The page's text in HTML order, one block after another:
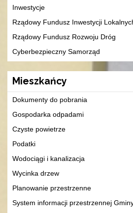
Inwestycje
Rządowy Fundusz Inwestycji
Rządowy Fundusz Rozwoju Dróg
Cyberbezpieczny Samorząd
Mieszkańcy
Dokumenty do pobrania
Gospodarka odpadami
Czyste powietrze
Podatki
Wodociągi i kanalizacja
Wycinka drzew
Planowanie przestrzenne
System informacji przestrzennej